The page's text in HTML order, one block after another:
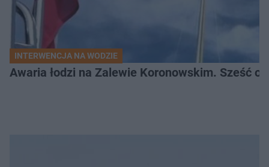
INTERWENCJA NA WODZIE
Awaria łodzi na Zalewie Koronowskim. Sześć